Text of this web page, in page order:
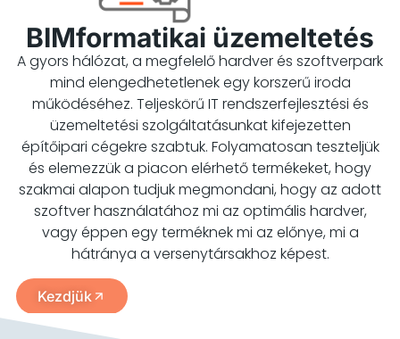
BIMformatikai üzemeltetés
A gyors hálózat, a megfelelő hardver és szoftverpark
mind elengedhetetlenek egy korszerű iroda
működéséhez. Teljeskörű IT rendszerfejlesztési és
üzemeltetési szolgáltatásunkat kifejezetten
építőipari cégekre szabtuk. Folyamatosan teszteljük
és elemezzük a piacon elérhető termékeket, hogy
szakmai alapon tudjuk megmondani, hogy az adott
szoftver használatához mi az optimális hardver,
vagy éppen egy terméknek mi az előnye, mi a
hátránya a versenytársakhoz képest.
Kezdjük